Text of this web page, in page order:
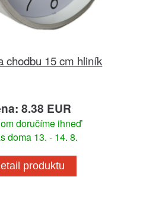
chodbu 15 cm hliník
8.38 EUR
doručíme ihneď
doma 13. - 14. 8.
produktu